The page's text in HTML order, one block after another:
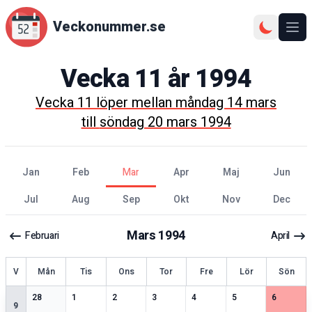
Veckonummer.se
Vecka11 år 1994
Vecka11löper mellanmåndag 14 mars
tillsöndag 20 mars 1994
jan feb mar apr maj
jun
jul
aug sep okt nov dec
Februari Mars1994 April
Vecka Mån Tis Ons Tor Fre Lör Sön
9
28
1speciella datum
12 speciella datum
2
2speciella datum
3
2speciella datum
4
2speciella datum
5
2speciella datum
6
2